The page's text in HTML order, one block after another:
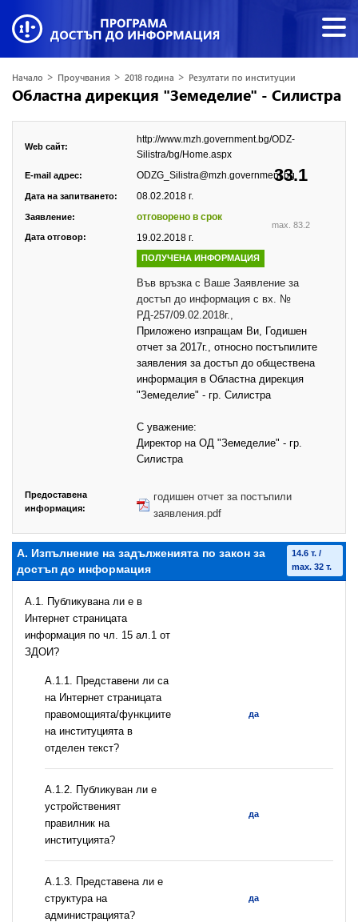
Начало > Проучвания > 2018 година > Резултати по институции
Областна дирекция "Земеделие" - Силистра
33.1
max. 83.2
Web сайт:
http://www.mzh.government.bg/ODZ-
Silistra/bg/Home.aspx
E-mail адрес: ODZG_Silistra@mzh.government.bg
Дата на запитването: 08.02.2018 г.
Заявление: отговорено в срок
Дата отговор: 19.02.2018 г.
ПОЛУЧЕНА ИНФОРМАЦИЯ
Във връзка с Ваше Заявление за
достъп до информация с вх. №
РД-257/09.02.2018г.,
Приложено изпращам Ви, Годишен
отчет за 2017г., относно постъпилите
заявления за достъп до обществена
информация в Областна дирекция
"Земеделие" - гр. Силистра
С уважение:
Директор на ОД "Земеделие" - гр.
Силистра
Предоставена
информация:
годишен отчет за постъпили
заявления.pdf
А. Изпълнение на задълженията по закон за
достъп до информация
14.6 т. /
max. 32 т.
A.1. Публикувана ли е в
Интернет страницата
информация по чл. 15 ал.1 от
ЗДОИ?
А.1.1. Представени ли са
на Интернет страницата
правомощията/функциите
на институцията в
отделен текст?
да
А.1.2. Публикуван ли е
устройственият
правилник на
институцията?
да
A.1.3. Представена ли е
структура на
администрацията?
да